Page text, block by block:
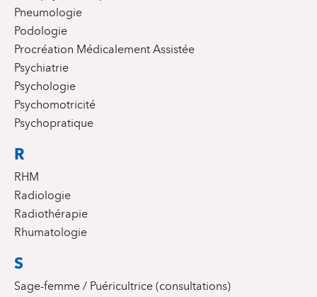
Pneumologie
Podologie
Procréation Médicalement Assistée
Psychiatrie
Psychologie
Psychomotricité
Psychopratique
R
RHM
Radiologie
Radiothérapie
Rhumatologie
S
Sage-femme / Puéricultrice (consultations)